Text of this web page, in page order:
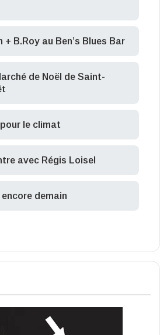
+ B.Roy au Ben’s Blues Bar
de Noël de Saint-
le climat
avec Régis Loisel
encore demain